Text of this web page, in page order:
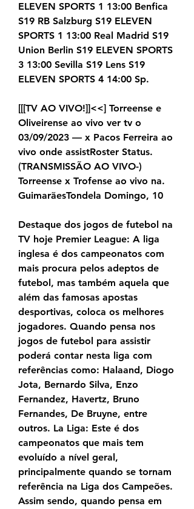
ELEVEN SPORTS 1 13:00 Benfica
S19 RB Salzburg S19 ELEVEN
SPORTS 1 13:00 Real Madrid S19
Union Berlin S19 ELEVEN SPORTS
3 13:00 Sevilla S19 Lens S19
ELEVEN SPORTS 4 14:00 Sp.
[[[TV AO VIVO!]]<<] Torreense e
Oliveirense ao vivo ver tv o
03/09/2023 — x Pacos Ferreira ao
vivo onde assistRoster Status.
(TRANSMISSÃO AO VIVO-)
Torreense x Trofense ao vivo na.
GuimarãesTondela Domingo, 10
Destaque dos jogos de futebol na
TV hoje Premier League: A liga
inglesa é dos campeonatos com
mais procura pelos adeptos de
futebol, mas também aquela que
além das famosas apostas
desportivas, coloca os melhores
jogadores. Quando pensa nos
jogos de futebol para assistir
poderá contar nesta liga com
referências como: Halaand, Diogo
Jota, Bernardo Silva, Enzo
Fernandez, Havertz, Bruno
Fernandes, De Bruyne, entre
outros. La Liga: Este é dos
campeonatos que mais tem
evoluído a nível geral,
principalmente quando se tornam
referência na Liga dos Campeões.
Assim sendo, quando pensa em